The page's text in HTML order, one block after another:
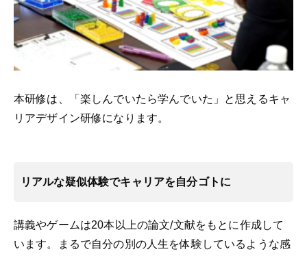
本研修は、
「楽しんでいたら学んでいた」と思えるキャ
リアデザイン研修になります。
リアルな疑似体験でキャリアを自分ゴトに
講義やゲームは20本以上の論文/文献をもとに作成して
います。まるで自分の別の人生を体験しているような感